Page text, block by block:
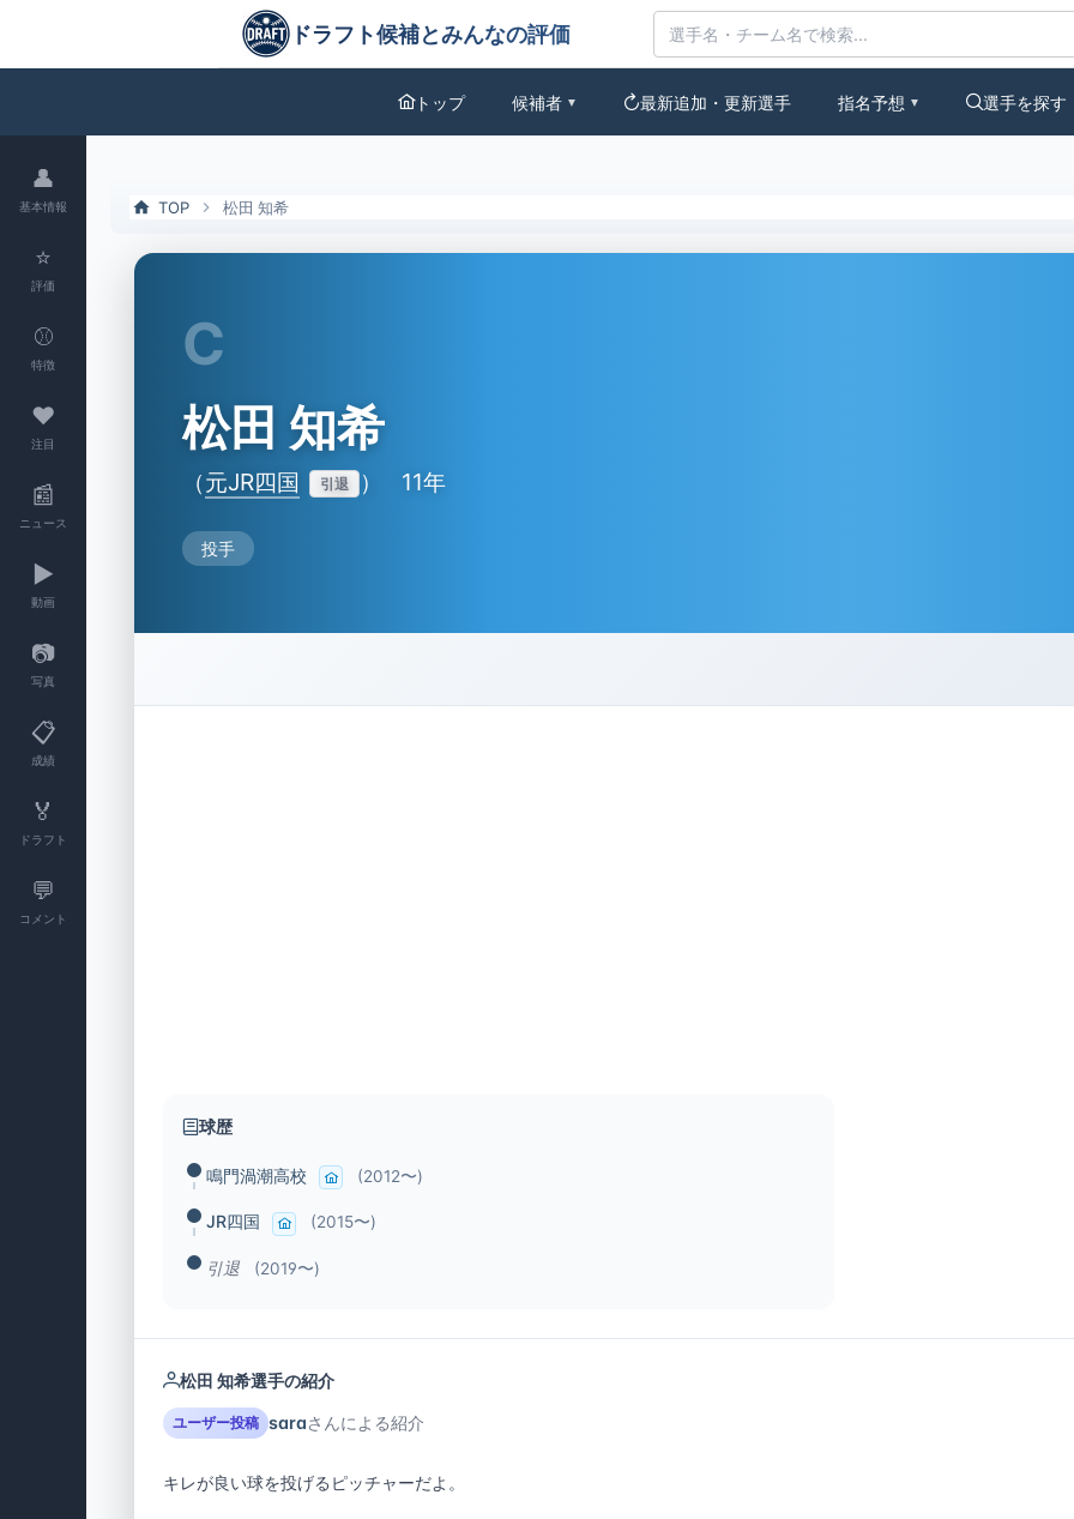
松田 知希（元JR四国）の特徴とドラフト評価 | ドラフト候補とみんなの評価
ドラフト候補とみんなの評価
トップ 候補者 ▼ 最新追加・更新選手 指名予想 ▼ 選手を探す
👤
基本情報
⭐
評価
⚾
特徴
❤
注目
📰
ニュース
▶️
動画
📷
写真
📋
成績
🏅
ドラフト
💬
コメント
TOP 松田 知希
C
松田 知希
（元JR四国 引退 ） 11年
投手
球歴
鳴門渦潮高校 (2012〜)
JR四国 (2015〜)
引退 (2019〜)
松田 知希選手の紹介
ユーザー投稿 saraさんによる紹介
キレが良い球を投げるピッチャーだよ。